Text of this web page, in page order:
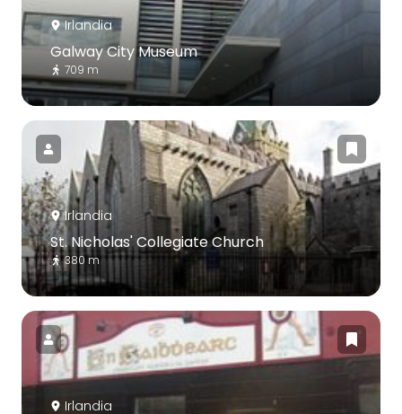
Irlandia
Galway City Museum
709 m
Irlandia
St. Nicholas' Collegiate Church
380 m
Irlandia